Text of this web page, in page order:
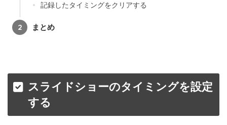
記録したタイミングをクリアする
まとめ
スライドショーのタイミングを設定
する